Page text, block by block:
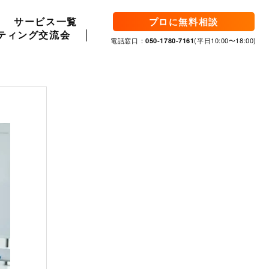
サービス一覧
ィング交流会
プロに無料相談
電話窓口：050-1780-7161(平日10:00〜18:00)